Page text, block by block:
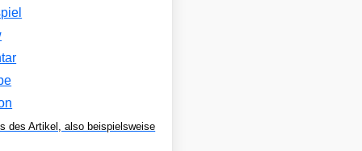
des Artikel, also beispielsweise